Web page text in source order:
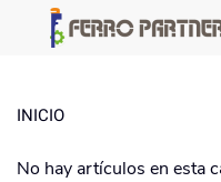
INICIO
No hay artículos en esta